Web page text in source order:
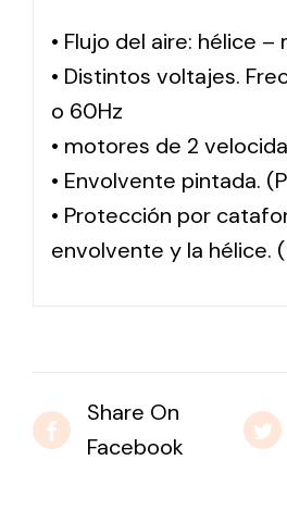
• Flujo del aire: hélice –
• Distintos voltajes.
o 60Hz
• motores de 2
• Envolvente pintada.
• Protección por
envolvente y la hélice.
Share On
Facebook